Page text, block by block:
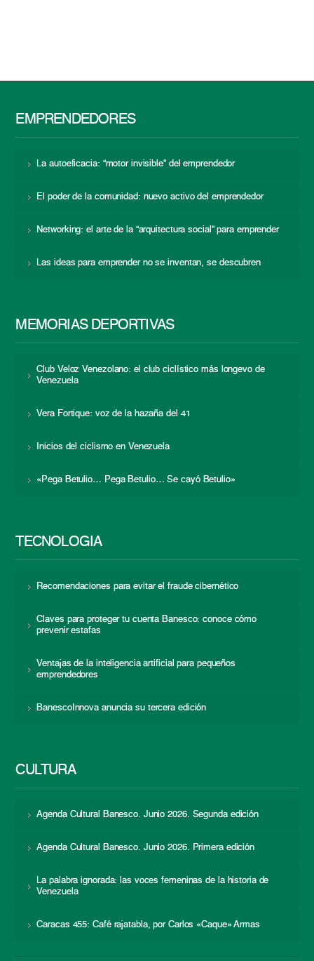
EMPRENDEDORES
La autoeficacia: “motor invisible” del emprendedor
El poder de la comunidad: nuevo activo del emprendedor
Networking: el arte de la “arquitectura social” para emprender
Las ideas para emprender no se inventan, se descubren
MEMORIAS DEPORTIVAS
Club Veloz Venezolano: el club ciclístico más longevo de
Venezuela
Vera Fortique: voz de la hazaña del 41
Inicios del ciclismo en Venezuela
«Pega Betulio… Pega Betulio… Se cayó Betulio»
TECNOLOGÍA
Recomendaciones para evitar el fraude cibernético
Claves para proteger tu cuenta Banesco: conoce cómo
prevenir estafas
Ventajas de la inteligencia artificial para pequeños
emprendedores
BanescoInnova anuncia su tercera edición
CULTURA
Agenda Cultural Banesco. Junio 2026. Segunda edición
Agenda Cultural Banesco. Junio 2026. Primera edición
La palabra ignorada: las voces femeninas de la historia de
Venezuela
Caracas 455: Café rajatabla, por Carlos «Caque» Armas